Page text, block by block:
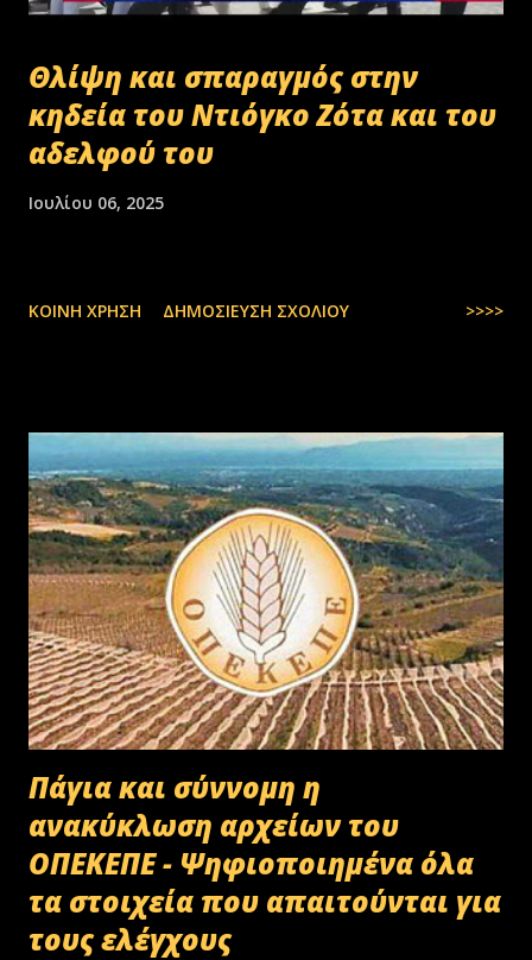
Θλίψη και σπαραγμός στην
κηδεία του Ντιόγκο Ζότα και του
αδελφού του
Ιουλίου 06, 2025
ΚΟΙΝΉ ΧΡΉΣΗ ΔΗΜΟΣΊΕΥΣΗ ΣΧΟΛΊΟΥ >>>>
Πάγια και σύννομη η
ανακύκλωση αρχείων του
ΟΠΕΚΕΠΕ - Ψηφιοποιημένα όλα
τα στοιχεία που απαιτούνται για
τους ελέγχους